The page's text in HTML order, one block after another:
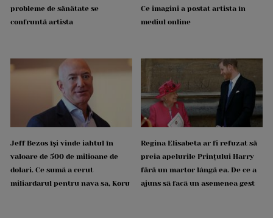
probleme de sănătate se
confruntă artista
Ce imagini a postat artista în
mediul online
Jeff Bezos își vinde iahtul în
valoare de 500 de milioane de
dolari. Ce sumă a cerut
miliardarul pentru nava sa, Koru
Regina Elisabeta ar fi refuzat să
preia apelurile Prințului Harry
fără un martor lângă ea. De ce a
ajuns să facă un asemenea gest